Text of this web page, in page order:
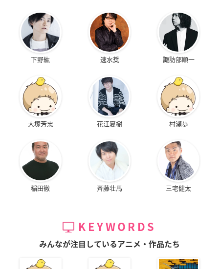
下野紘 速水奨 諏訪部順一
大塚芳忠 花江夏樹 村瀬歩
稲田徹 斉藤壮馬 三宅健太
KEYWORDS
みんなが注目しているアニメ・作品たち